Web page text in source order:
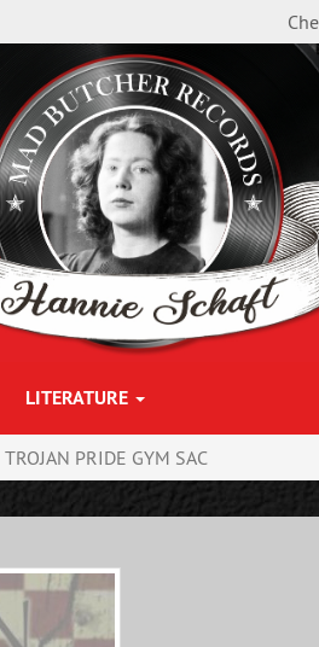
LITERATURE
TROJAN PRIDE GYM SAC